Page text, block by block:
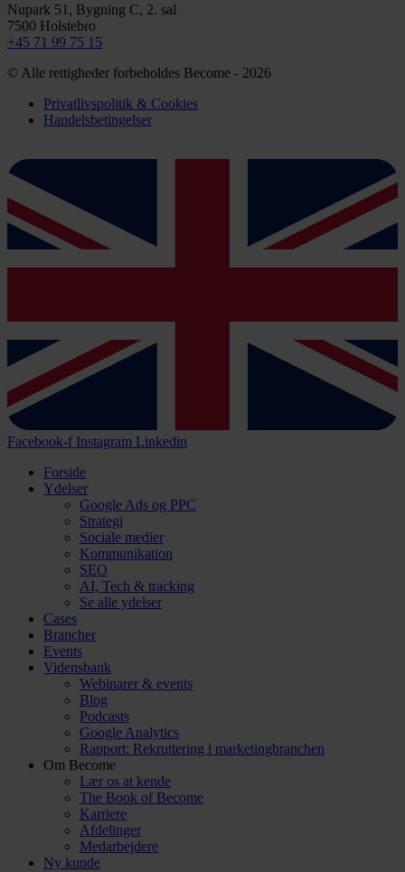
Nupark 51, Bygning C, 2. sal
7500 Holstebro
+45 71 99 75 15
© Alle rettigheder forbeholdes Become - 2026
Privatlivspolitik & Cookies
Handelsbetingelser
Facebook-f Instagram Linkedin
Forside
Ydelser
Google Ads og PPC
Strategi
Sociale medier
Kommunikation
SEO
AI, Tech & tracking
Se alle ydelser
Cases
Brancher
Events
Vidensbank
Webinarer & events
Blog
Podcasts
Google Analytics
Rapport: Rekruttering i marketingbranchen
Om Become
Lær os at kende
The Book of Become
Karriere
Afdelinger
Medarbejdere
Ny kunde